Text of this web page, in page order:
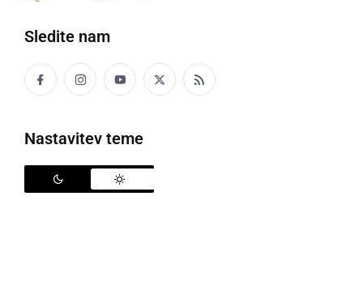
Sledite nam
Nastavitev teme
Politika
Gospodarstvo
Narava
Zanimivosti